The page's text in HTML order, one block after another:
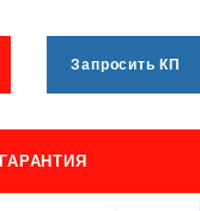
Запросить КП
ГАРАНТИЯ